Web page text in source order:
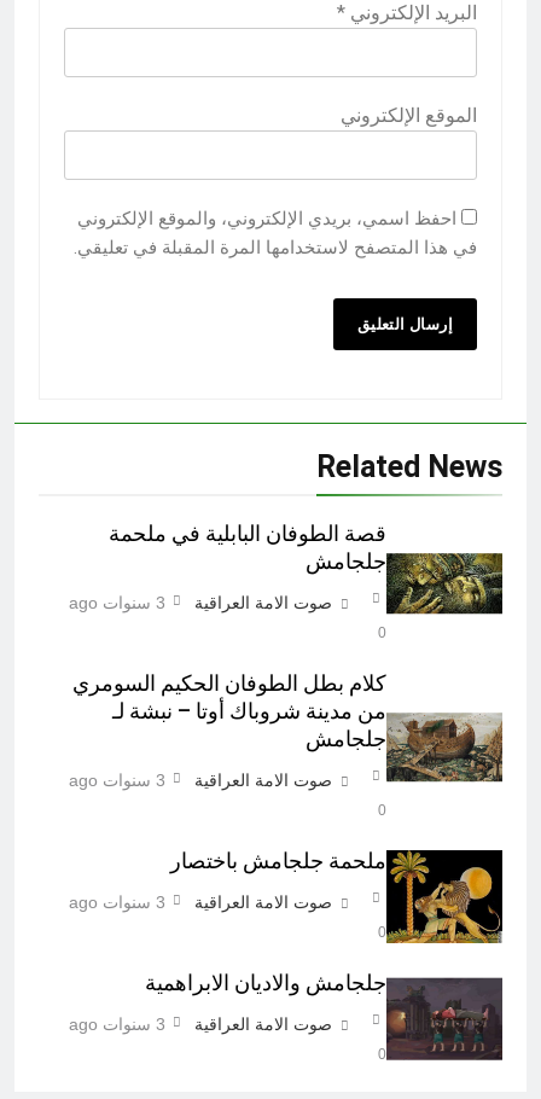
البريد الإلكتروني *
الموقع الإلكتروني
احفظ اسمي، بريدي الإلكتروني، والموقع الإلكتروني
في هذا المتصفح لاستخدامها المرة المقبلة في تعليقي.
Related News
قصة الطوفان البابلية في ملحمة
جلجامش
صوت الامة العراقية 3 سنوات ago
0
كلام بطل الطوفان الحكيم السومري
من مدينة شروباك أوتا – نبشة لـ
جلجامش
صوت الامة العراقية 3 سنوات ago
0
ملحمة جلجامش باختصار
صوت الامة العراقية 3 سنوات ago
0
جلجامش والاديان الابراهمية
صوت الامة العراقية 3 سنوات ago
0